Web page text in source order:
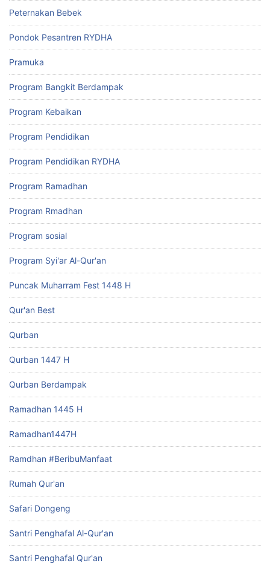
Peternakan Bebek
Pondok Pesantren RYDHA
Pramuka
Program Bangkit Berdampak
Program Kebaikan
Program Pendidikan
Program Pendidikan RYDHA
Program Ramadhan
Program Rmadhan
Program sosial
Program Syi'ar Al-Qur'an
Puncak Muharram Fest 1448 H
Qur'an Best
Qurban
Qurban 1447 H
Qurban Berdampak
Ramadhan 1445 H
Ramadhan1447H
Ramdhan #BeribuManfaat
Rumah Qur'an
Safari Dongeng
Santri Penghafal Al-Qur'an
Santri Penghafal Qur'an